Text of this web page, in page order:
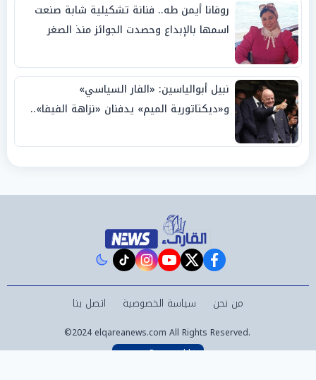
روفانا أيمن طه.. فنانة تشكيلية شابة صنعت
اسمها بالإبداع وحصدت الجوائز منذ الصغر
نبيل أبوالياسين: «الفار السياسي»
و«ديكتاتورية الميم» يدفنان «نزاهة الفيفا»..
facebook
twitter
youtube
instagram
tiktok
من نحن سياسة الخصوصية اتصل بنا
©2024 elqareanews.com All Rights Reserved.
Powered by